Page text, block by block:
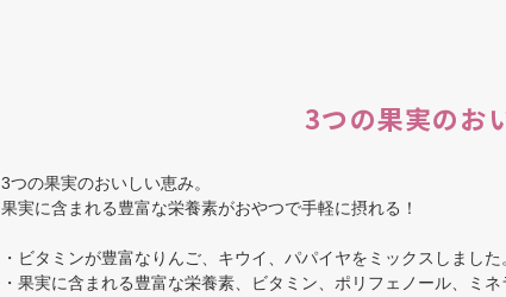
3つの果実のお
3つの果実のおいしい恵み。
果実に含まれる豊富な栄養素がおやつで手軽に摂れる！
・ビタミンが豊富なりんご、キウイ、パパイヤをミックスしました
・果実に含まれる豊富な栄養素、ビタミン、ポリフェノール、ミ